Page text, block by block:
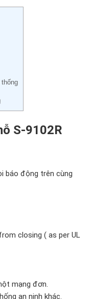
S-9102R
báo động trên cùng
closing ( as per UL
mạng đơn.
an ninh khác.